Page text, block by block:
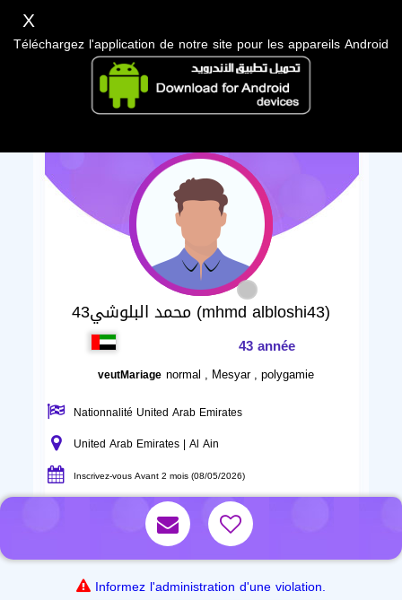
محمد البلوشي43 (mhmd albloshi43)
43 année
veutMariage normal , Mesyar , polygamie
Nationnalité United Arab Emirates
United Arab Emirates | Al Ain
Inscrivez-vous Avant 2 mois (08/05/2026)
Informez l'administration d'une violation.
X
Téléchargez l'application de notre site pour les appareils Android